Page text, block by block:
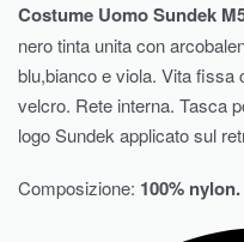
Costume Uomo Sundek
nero tinta unita con
blu,bianco e viola. Vita fissa
velcro. Rete interna. Tasca
logo Sundek applicato sul
Composizione: 100% nylon.